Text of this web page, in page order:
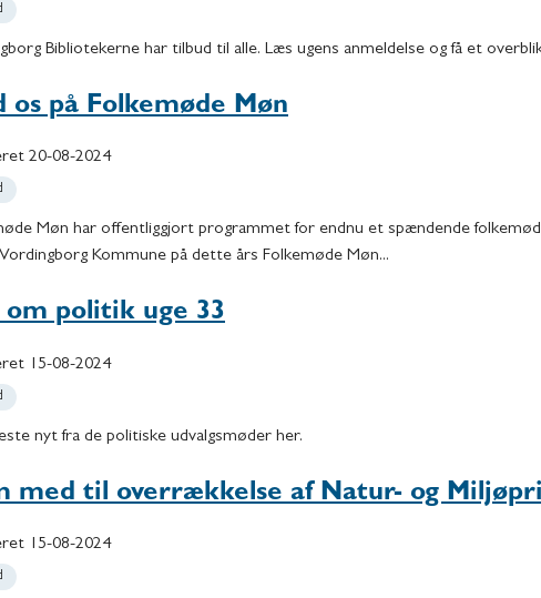
Bibliotekerne har tilbud til alle. Læs ugens anmeldelse og få et
os på Folkemøde Møn
20-08-2024
Møn har offentliggjort programmet for endnu et spændende
Kommune på dette års Folkemøde Møn...
politik uge 33
15-08-2024
nyt fra de politiske udvalgsmøder her.
med til overrækkelse af Natur- og
15-08-2024